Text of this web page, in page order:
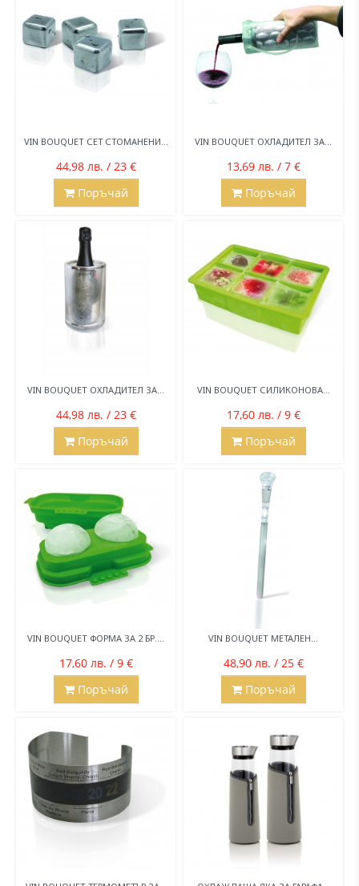
VIN BOUQUET СЕТ СТОМАНЕНИ...
44,98 лв. / 23 €
Поръчай
VIN BOUQUET ОХЛАДИТЕЛ ЗА...
13,69 лв. / 7 €
Поръчай
VIN BOUQUET ОХЛАДИТЕЛ ЗА...
44,98 лв. / 23 €
Поръчай
VIN BOUQUET СИЛИКОНОВА...
17,60 лв. / 9 €
Поръчай
VIN BOUQUET ФОРМА ЗА 2 БР....
17,60 лв. / 9 €
Поръчай
VIN BOUQUET МЕТАЛЕН...
48,90 лв. / 25 €
Поръчай